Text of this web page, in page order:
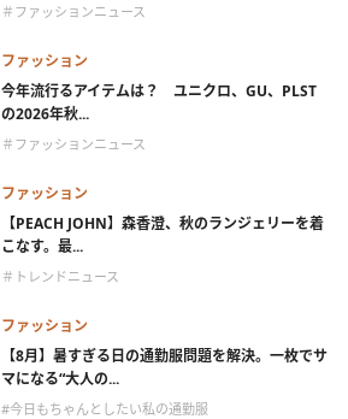
＃ファッションニュース
ファッション
今年流行るアイテムは？ ユニクロ、GU、PLST
の2026年秋...
＃ファッションニュース
ファッション
【PEACH JOHN】森香澄、秋のランジェリーを着
こなす。最...
＃トレンドニュース
ファッション
【8月】暑すぎる日の通勤服問題を解決。一枚でサ
マになる“大人の...
#今日もちゃんとしたい私の通勤服